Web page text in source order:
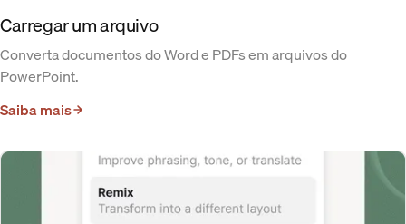
Carregar um arquivo
Converta documentos do Word e PDFs em arquivos do
PowerPoint.
Saiba mais